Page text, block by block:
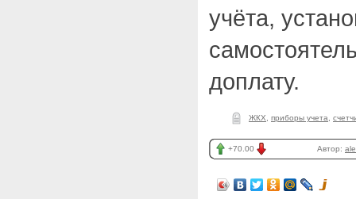
учёта,
доплату.
ЖКХ приборы учета
+70.00 Автор: